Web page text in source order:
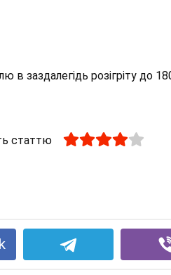
в заздалегідь розігріту до
статтю